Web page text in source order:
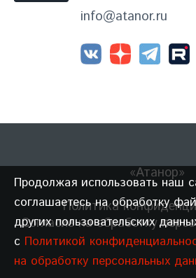
info@atanor.ru
«Атанор»
Политика
Согласие на обработку
Продолжая использовать наш
соглашаетесь на обработку
других пользовательских
с Политикой
на обработку персональных